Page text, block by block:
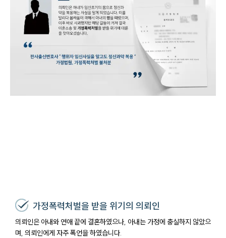
가정폭력처벌을 받을 위기의 의뢰인
의뢰인은 아내와 연애 끝에 결혼하였으나, 아내는 가정에 충실하지 않았으
며, 의뢰인에게 자주 폭언을 하였습니다.